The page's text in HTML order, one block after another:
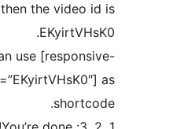
v=EKyirtVHsK0, then the
So you can use
youtube